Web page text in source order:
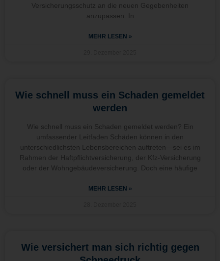
Versicherungsschutz an die neuen Gegebenheiten
anzupassen. In
MEHR LESEN »
Wie schnell muss ein Schaden gemeldet
werden
Wie schnell muss ein Schaden gemeldet werden? Ein
umfassender Leitfaden Schäden können in den
unterschiedlichsten Lebensbereichen auftreten—sei es im
Rahmen der Haftpflichtversicherung, der Kfz-Versicherung
oder der Wohngebäudeversicherung. Doch eine häufige
MEHR LESEN »
Wie versichert man sich richtig gegen